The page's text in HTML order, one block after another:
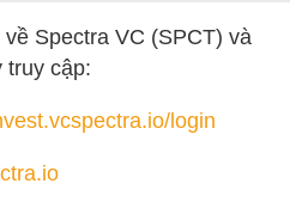
Spectra VC (SPCT) và
truy cập:
login